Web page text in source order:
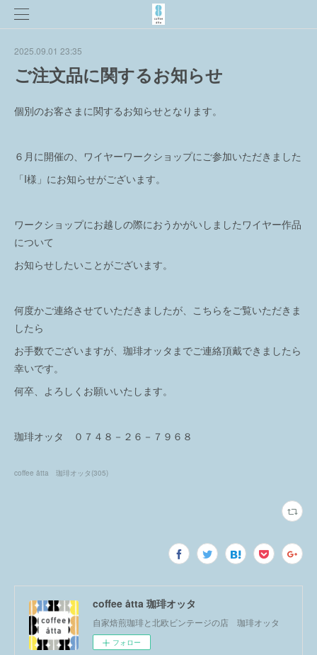
2025.09.01 23:35
ご注文品に関するお知らせ
個別のお客さまに関するお知らせとなります。
６月に開催の、ワイヤーワークショップにご参加いただきました
「I様」にお知らせがございます。
ワークショップにお越しの際におうかがいしましたワイヤー作品
について
お知らせしたいことがございます。
何度かご連絡させていただきましたが、こちらをご覧いただきま
したら
お手数でございますが、珈琲オッタまでご連絡頂戴できましたら
幸いです。
何卒、よろしくお願いいたします。
珈琲オッタ ０７４８－２６－７９６８
coffee åtta 珈琲オッタ (305)
coffee åtta 珈琲オッタ
自家焙煎珈琲と北欧ビンテージの店 珈琲オッタ
フォロー